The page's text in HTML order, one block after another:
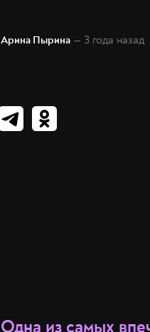
Арина Пырина — 3 года назад
Одна из самых